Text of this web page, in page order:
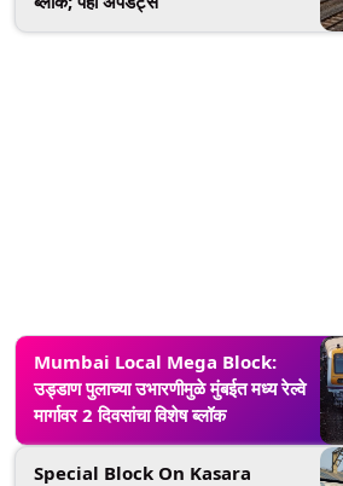
Mumbai Local Mega Block:
उड्डाण पुलाच्या उभारणीमुळे मुंबईत मध्य रेल्वे
मार्गावर 2 दिवसांचा विशेष ब्लॉक
Special Block On Kasara